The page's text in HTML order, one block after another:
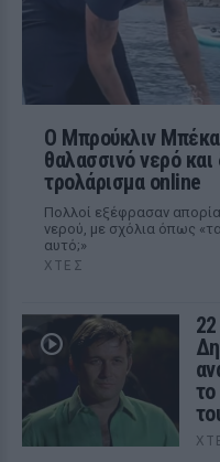
Ο Μπρούκλιν
θαλασσινό νερό
τρολάρισμα online
Πολλοί εξέφρασαν
νερού, με σχόλια όπως
αυτό;»
ΧΤΕΣ